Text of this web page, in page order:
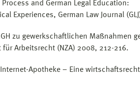
Process and German Legal Education:
Experiences, German Law Journal
zu gewerkschaftlichen Maßnahmen
Arbeitsrecht (NZA) 2008, 212-216.
Apotheke – Eine